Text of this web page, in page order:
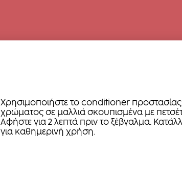
Χρησιμοποιήστε το conditioner προστασίας
χρώματος σε μαλλιά σκουπισμένα με
Αφήστε για 2 λεπτά πριν το ξέβγαλμα.
για καθημερινή χρήση.